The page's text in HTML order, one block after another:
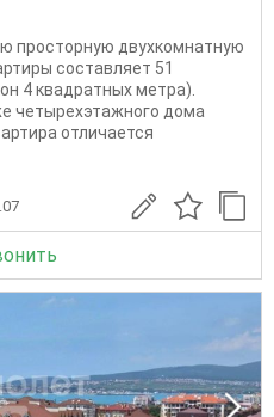
просторную двухкомнатную
составляет 51
4 квадратных метра).
четырехэтажного дома
отличается